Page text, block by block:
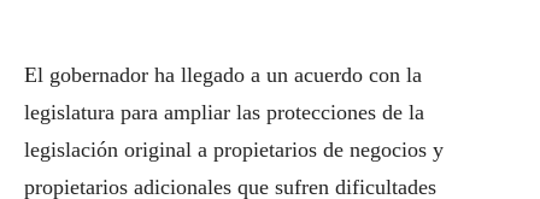
El gobernador ha llegado a un acuerdo con la
legislatura para ampliar las protecciones de la
legislación original a propietarios de negocios y
propietarios adicionales que sufren dificultades